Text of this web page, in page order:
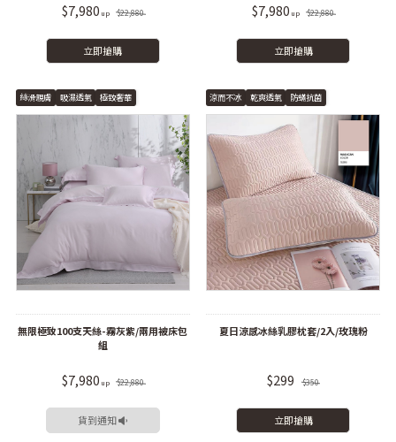
$7,980 $22,880
立即搶購
$7,980 $22,880
立即搶購
絲滑親膚 吸濕透氣 極致奢華
無限極致100支天絲-霧灰紫/兩用被床包
組
$7,980 $22,880
貨到通知
涼而不冰 乾爽透氣 防蟎抗菌
夏日涼感冰絲乳膠枕套/2入/玫瑰粉
$299 $350
立即搶購